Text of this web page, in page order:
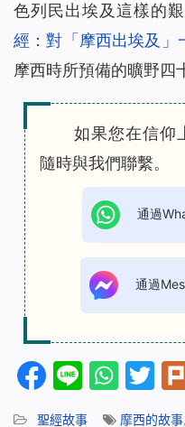
色列民出埃及這樣的
經：對「摩西出埃及」
摩西時所預備的曠野四
如果您在信仰
隨時與我們聯繫。
通過
通過
Facebook
Line
聖經故事 摩西的故事